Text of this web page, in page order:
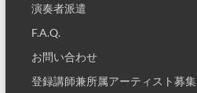
演奏者派遣
F.A.Q.
お問い合わせ
登録講師兼所属アーティスト募集